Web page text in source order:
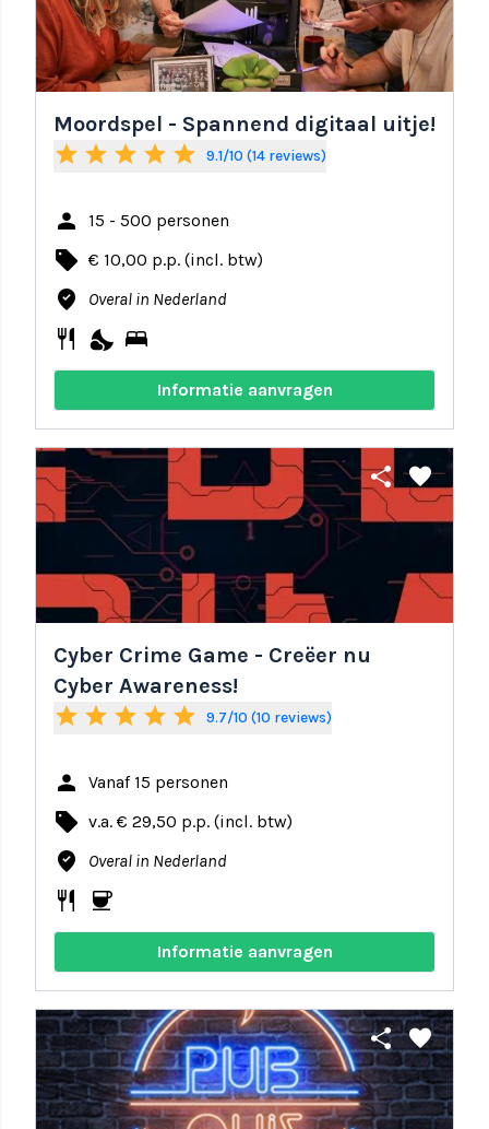
Moordspel - Spannend digitaal uitje!
star star star star star 9.1/10 (14 reviews)
person 15 - 500 personen
local_offer € 10,00 p.p. (incl. btw)
where_to_vote Overal in Nederland
restaurant nights_stay bed
Informatie aanvragen
share favorite
Cyber Crime Game - Creëer nu
Cyber Awareness!
star star star star star 9.7/10 (10 reviews)
person Vanaf 15 personen
local_offer v.a. € 29,50 p.p. (incl. btw)
where_to_vote Overal in Nederland
restaurant coffee
Informatie aanvragen
share favorite